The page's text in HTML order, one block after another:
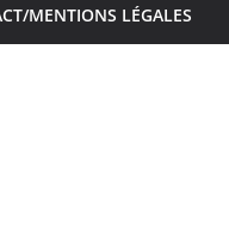
MENTIONS LÉGALES